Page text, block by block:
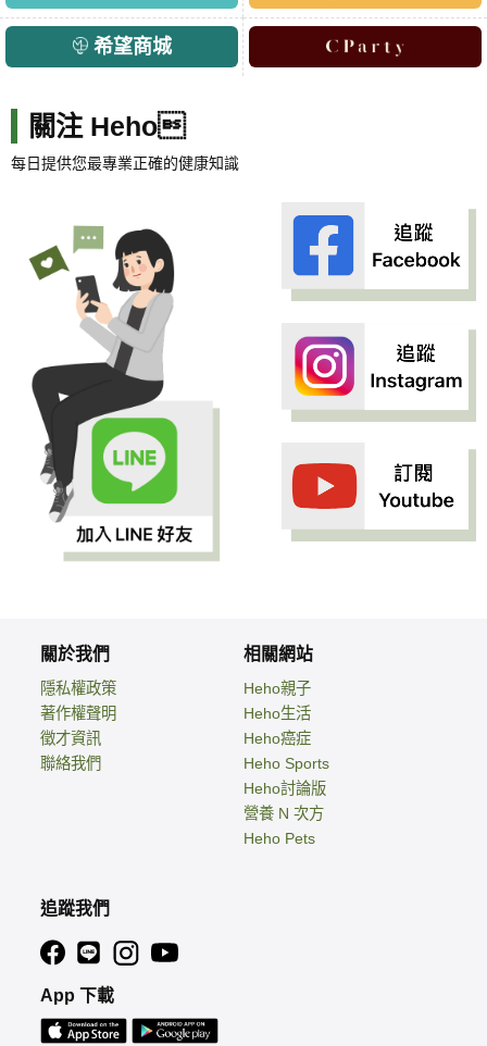
希望商城
關注 Heho
每日提供您最專業正確的健康知識
關於我們
隱私權政策
著作權聲明
徵才資訊
聯絡我們
相關網站
Heho親子
Heho生活
Heho癌症
Heho Sports
Heho討論版
營養 N 次方
Heho Pets
追蹤我們
App 下載